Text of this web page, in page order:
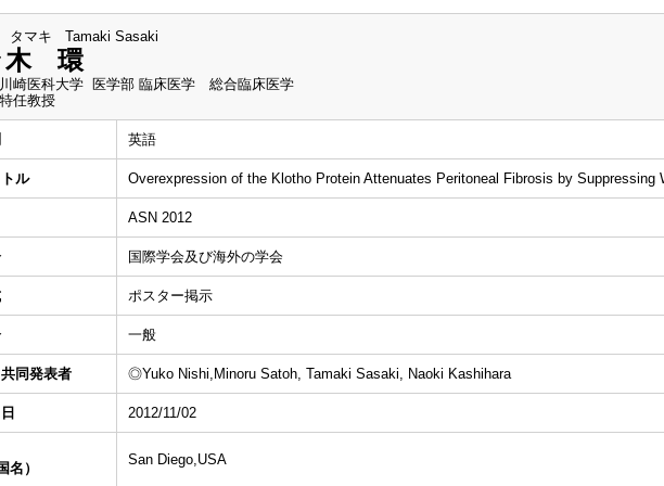
タマキ Tamaki Sasaki
木 環
川崎医科大学 医学部 臨床医学 総合臨床医学
特任教授
英語
ル Overexpression of the Klotho Protein Attenuates Peritoneal Fibrosis by Suppressing
ASN 2012
国際学会及び海外の学会
ポスター掲示
一般
同発表者 ◎Yuko Nishi,Minoru Satoh, Tamaki Sasaki, Naoki Kashihara
2012/11/02
名）
San Diego,USA